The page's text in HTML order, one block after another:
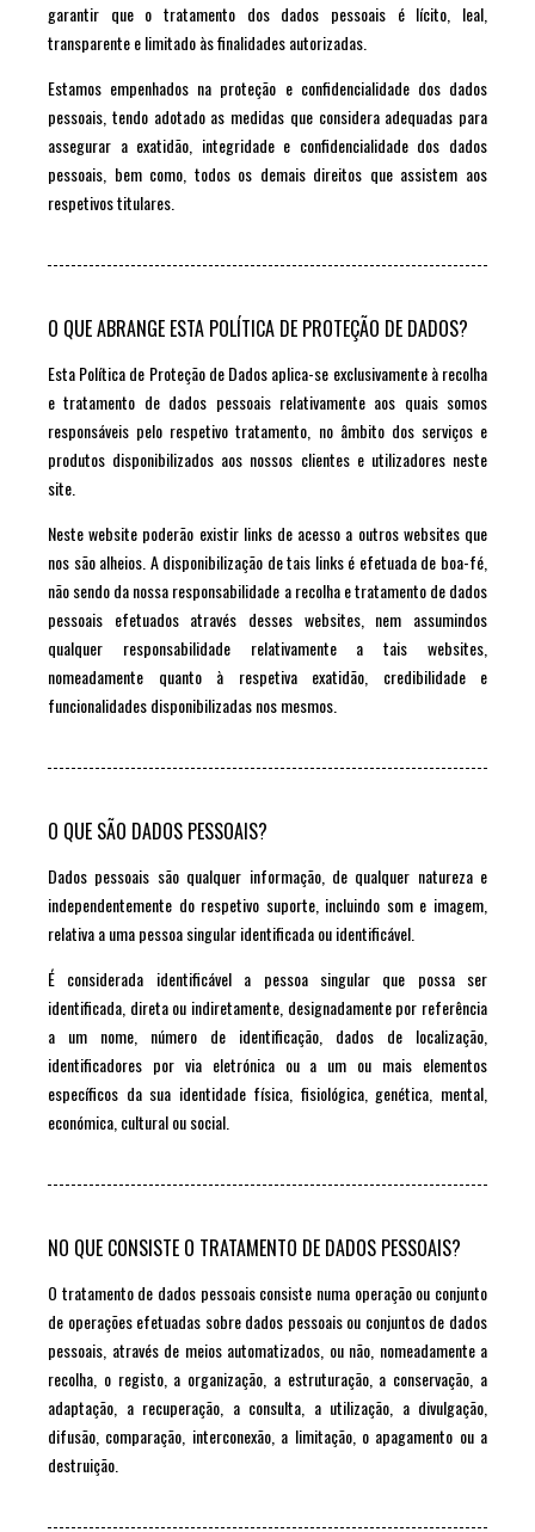
garantir que o tratamento dos dados pessoais é lícito, leal,
transparente e limitado às finalidades autorizadas.
Estamos empenhados na proteção e confidencialidade dos dados
pessoais, tendo adotado as medidas que considera adequadas para
assegurar a exatidão, integridade e confidencialidade dos dados
pessoais, bem como, todos os demais direitos que assistem aos
respetivos titulares.
O QUE ABRANGE ESTA POLÍTICA DE PROTEÇÃO DE DADOS?
Esta Política de Proteção de Dados aplica-se exclusivamente à recolha
e tratamento de dados pessoais relativamente aos quais somos
responsáveis pelo respetivo tratamento, no âmbito dos serviços e
produtos disponibilizados aos nossos clientes e utilizadores neste
site.
Neste website poderão existir links de acesso a outros websites que
nos são alheios. A disponibilização de tais links é efetuada de boa-fé,
não sendo da nossa responsabilidade a recolha e tratamento de dados
pessoais efetuados através desses websites, nem assumindos
qualquer responsabilidade relativamente a tais websites,
nomeadamente quanto à respetiva exatidão, credibilidade e
funcionalidades disponibilizadas nos mesmos.
O QUE SÃO DADOS PESSOAIS?
Dados pessoais são qualquer informação, de qualquer natureza e
independentemente do respetivo suporte, incluindo som e imagem,
relativa a uma pessoa singular identificada ou identificável.
É considerada identificável a pessoa singular que possa ser
identificada, direta ou indiretamente, designadamente por referência
a um nome, número de identificação, dados de localização,
identificadores por via eletrónica ou a um ou mais elementos
específicos da sua identidade física, fisiológica, genética, mental,
económica, cultural ou social.
NO QUE CONSISTE O TRATAMENTO DE DADOS PESSOAIS?
O tratamento de dados pessoais consiste numa operação ou conjunto
de operações efetuadas sobre dados pessoais ou conjuntos de dados
pessoais, através de meios automatizados, ou não, nomeadamente a
recolha, o registo, a organização, a estruturação, a conservação, a
adaptação, a recuperação, a consulta, a utilização, a divulgação,
difusão, comparação, interconexão, a limitação, o apagamento ou a
destruição.